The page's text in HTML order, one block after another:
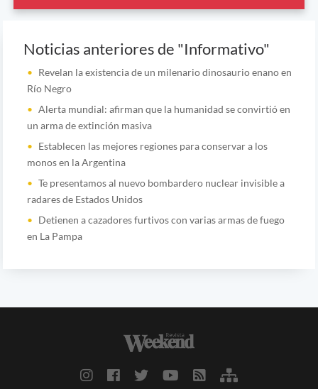
Noticias anteriores de "Informativo"
Revelan la existencia de un milenario dinosaurio enano en
Río Negro
Alerta mundial: afirman que la humanidad se convirtió en
un arma de extinción masiva
Establecen las mejores regiones para conservar a los
monos en la Argentina
Te presentamos al nuevo bombardero nuclear invisible a
radares de Estados Unidos
Detienen a cazadores furtivos con varias armas de fuego
en La Pampa